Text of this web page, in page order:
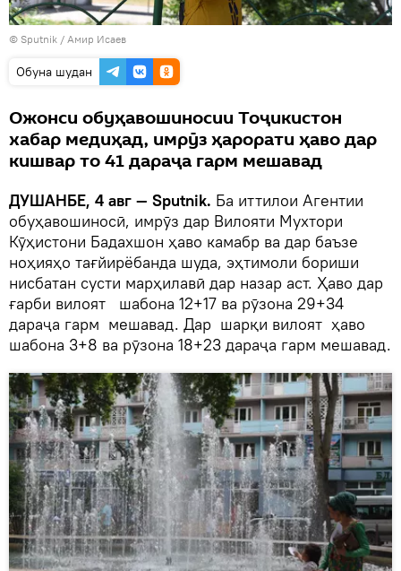
© Sputnik / Амир Исаев
Обуна шудан
Ожонси обуҳавошиносии Тоҷикистон
хабар медиҳад, имрӯз ҳарорати ҳаво дар
кишвар то 41 дараҷа гарм мешавад
ДУШАНБЕ, 4 авг — Sputnik. Ба иттилои Агентии
обуҳавошиносӣ, имрӯз дар Вилояти Мухтори
Кӯҳистони Бадахшон ҳаво камабр ва дар баъзе
ноҳияҳо тағйирёбанда шуда, эҳтимоли бориши
нисбатан сусти марҳилавӣ дар назар аст. Ҳаво дар
ғарби вилоят шабона 12+17 ва рӯзона 29+34
дараҷа гарм мешавад. Дар шарқи вилоят ҳаво
шабона 3+8 ва рӯзона 18+23 дараҷа гарм мешавад.